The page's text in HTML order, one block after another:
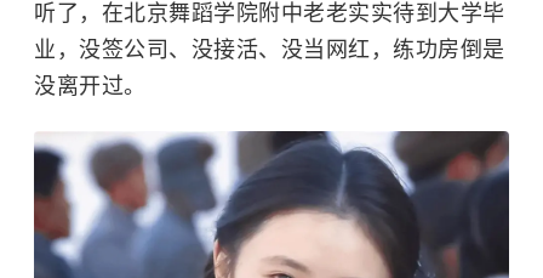
听了，在北京舞蹈学院附中老老实实待到大学毕
业，没签公司、没接活、没当网红，练功房倒是
没离开过。